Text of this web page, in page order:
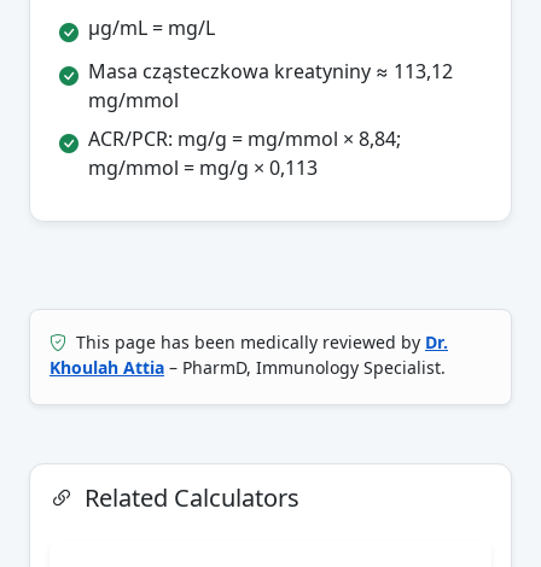
µg/mL = mg/L
Masa cząsteczkowa kreatyniny ≈ 113,12
mg/mmol
ACR/PCR: mg/g = mg/mmol × 8,84;
mg/mmol = mg/g × 0,113
This page has been medically reviewed by Dr.
Khoulah Attia – PharmD, Immunology Specialist.
Related Calculators